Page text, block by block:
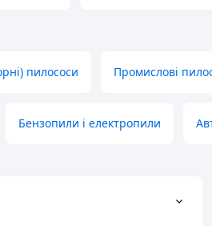
пилососи Промислові
Бензопили і електропили